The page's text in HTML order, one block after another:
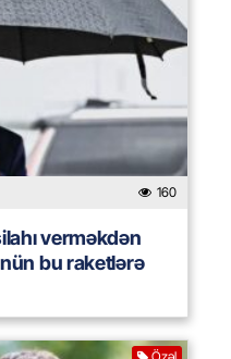
160
verməkdən
bu raketlərə